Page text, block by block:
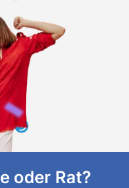
oder Rat?